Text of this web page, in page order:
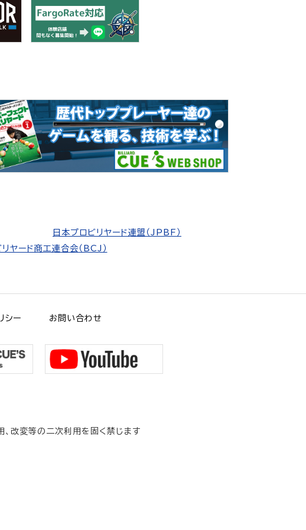
日本プロビリヤード連盟（JPBF）
ヤード商工連合会（BCJ）
シー お問い合わせ
、改変等の二次利用を固く禁じます